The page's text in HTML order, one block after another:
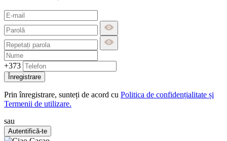
+373
Înregistrare
Prin înregistrare, sunteți de acord cu Politica de confidențialitate și
Termenii de utilizare.
sau
Autentifică-te